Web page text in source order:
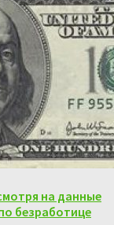
на данные
безработице